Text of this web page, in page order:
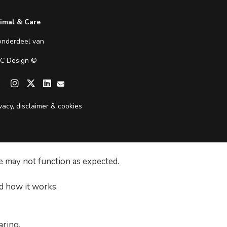
& Care
van
Design ©

disclaimer & cookies
not function as expected.
how it works.